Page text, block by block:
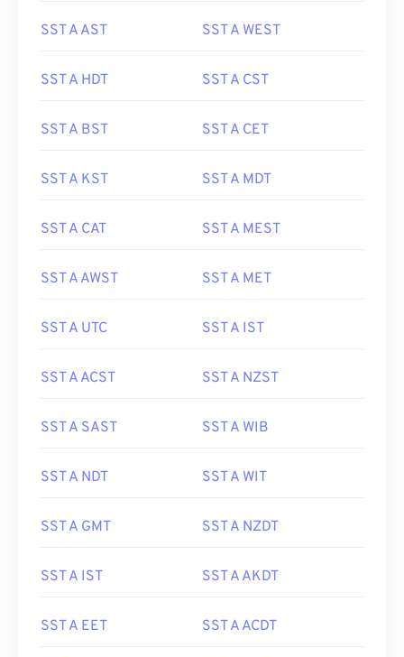
SST A AST SST A WEST
SST A HDT SST A CST
SST A BST SST A CET
SST A KST SST A MDT
SST A CAT SST A MEST
SST A AWST SST A MET
SST A UTC SST A IST
SST A ACST SST A NZST
SST A SAST SST A WIB
SST A NDT SST A WIT
SST A GMT SST A NZDT
SST A IST SST A AKDT
SST A EET SST A ACDT